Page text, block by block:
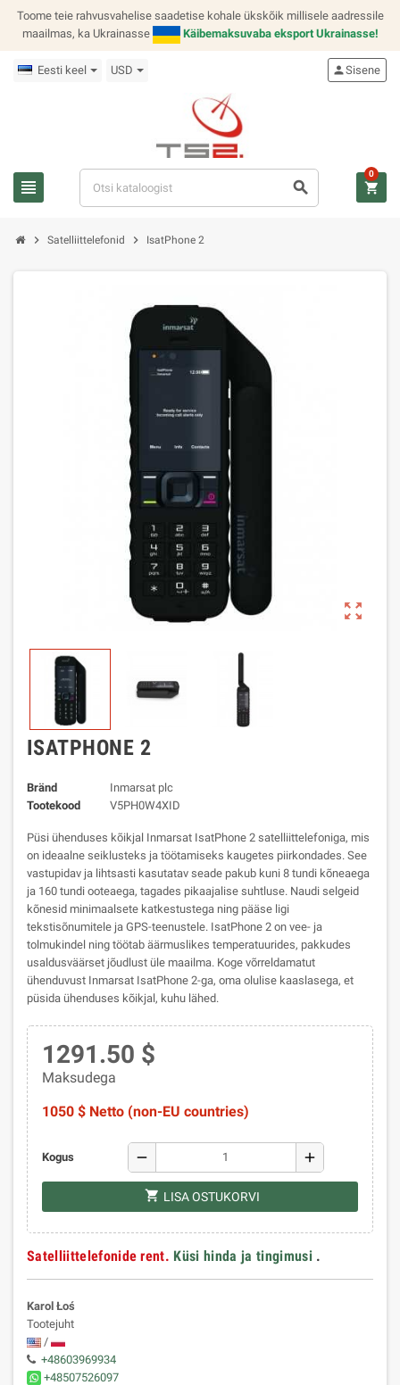
Toome teie rahvusvahelise saadetise kohale ükskõik millisele aadressile
maailmas, ka Ukrainasse
Käibemaksuvaba eksport Ukrainasse!
Eesti keel USD
view_headline search
personSisene
shopping_cart
0
chevron_right Satelliittelefonid chevron_right IsatPhone 2
zoom_out_map
ISATPHONE 2
Bränd
Inmarsat plc
Tootekood
V5PH0W4XID
Püsi ühenduses kõikjal Inmarsat IsatPhone 2 satelliittelefoniga, mis
on ideaalne seiklusteks ja töötamiseks kaugetes piirkondades. See
vastupidav ja lihtsasti kasutatav seade pakub kuni 8 tundi kõneaega
ja 160 tundi ooteaega, tagades pikaajalise suhtluse. Naudi selgeid
kõnesid minimaalsete katkestustega ning pääse ligi
tekstisõnumitele ja GPS-teenustele. IsatPhone 2 on vee- ja
tolmukindel ning töötab äärmuslikes temperatuurides, pakkudes
usaldusväärset jõudlust üle maailma. Koge võrreldamatut
ühenduvust Inmarsat IsatPhone 2-ga, oma olulise kaaslasega, et
püsida ühenduses kõikjal, kuhu lähed.
1291.50 $
Maksudega
1050 $ Netto (non-EU countries)
Kogus remove add
shopping_cart LISA OSTUKORVI
Satelliittelefonide rent. Küsi hinda ja tingimusi.
Karol Łoś
Tootejuht
/
+48603969934
+48507526097